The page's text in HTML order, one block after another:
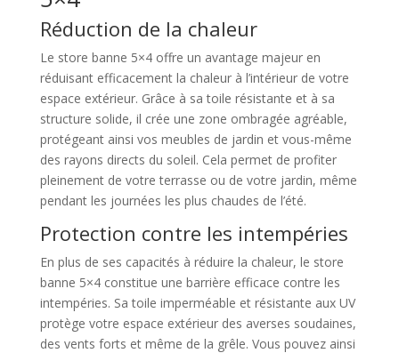
Réduction de la chaleur
Le store banne 5×4 offre un avantage majeur en
réduisant efficacement la chaleur à l’intérieur de votre
espace extérieur. Grâce à sa toile résistante et à sa
structure solide, il crée une zone ombragée agréable,
protégeant ainsi vos meubles de jardin et vous-même
des rayons directs du soleil. Cela permet de profiter
pleinement de votre terrasse ou de votre jardin, même
pendant les journées les plus chaudes de l’été.
Protection contre les intempéries
En plus de ses capacités à réduire la chaleur, le store
banne 5×4 constitue une barrière efficace contre les
intempéries. Sa toile imperméable et résistante aux UV
protège votre espace extérieur des averses soudaines,
des vents forts et même de la grêle. Vous pouvez ainsi